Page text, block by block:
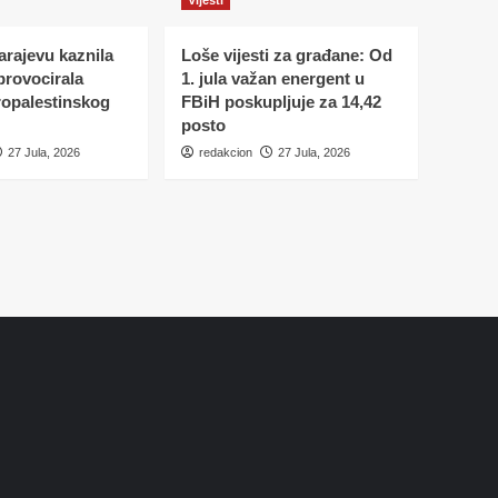
kaznila
27 Jula, 2026
Loše vijesti za građane: Od
1. jula važan energent u
FBiH poskupljuje za 14,42
posto
redakcion 27 Jula, 2026